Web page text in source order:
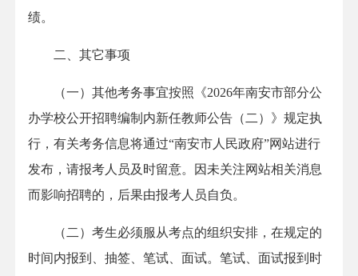
绩。
二、其它事项
（一）其他考务事宜按照《2026年南安市部分公
办学校公开招聘编制内新任教师公告（二）》规定执
行，有关考务信息将通过“南安市人民政府”网站进行
发布，请报考人员及时留意。因未关注网站相关消息
而影响招聘的，后果由报考人员自负。
（二）考生必须服从考点的组织安排，在规定的
时间内报到、抽签、笔试、面试。笔试、面试报到时